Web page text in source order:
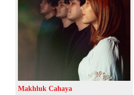
Makhluk Cahaya